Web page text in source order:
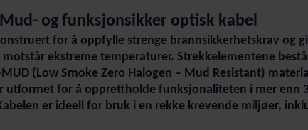
og funksjonsikker optisk kabel
for å oppfylle strenge brannsikkerhetskrav
ekstreme temperaturer. Strekkelementene
(Low Smoke Zero Halogen – Mud Resistant)
utformet for å opprettholde funksjonaliteten i mer enn
er ideell for bruk i en rekke krevende miljøer,